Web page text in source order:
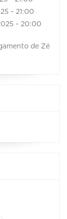
- 21:00
- 20:00
de Zé